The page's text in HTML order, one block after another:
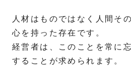
人材はものではなく人間そ
心を持った存在です。
経営者は、このことを常に
することが求められます。